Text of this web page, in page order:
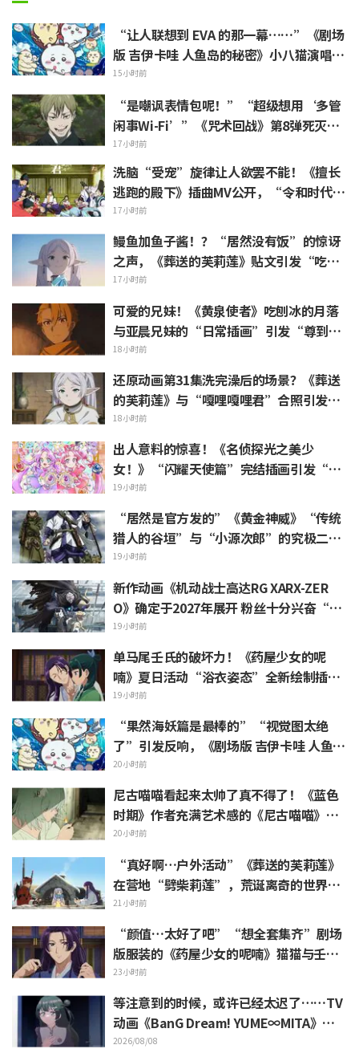
“让人联想到 EVA 的那一幕……”《剧场
版 吉伊卡哇 人鱼岛的秘密》小八猫演唱的
不安 PV 引发热议
15小时前
“是嘲讽表情包呢！”“超级想用‘多管
闲事Wi-Fi’”《咒术回战》第8弹死灭回
游表情包上线引发粉丝狂喜
17小时前
洗脑“受宠”旋律让人欲罢不能！《擅长
逃跑的殿下》插曲MV公开，“令和时代的
时代剧居然出角色歌”引发热议
17小时前
鳗鱼加鱼子酱！？“居然没有饭”的惊讶
之声，《葬送的芙莉莲》贴文引发“吃白
烧才是懂行”的热烈反响
17小时前
可爱的兄妹！《黄泉使者》吃刨冰的月落
与亚晨兄妹的“日常插画”引发“尊到升
天”“完全就是情侣嘛”等热烈反响
18小时前
还原动画第31集洗完澡后的场景？《葬送
的芙莉莲》与“嘎哩嘎哩君”合照引发
“头发像是裹着浴巾”热议
18小时前
出人意料的惊喜！《名侦探光之美少
女！》“闪耀天使篇”完结插画引发“心
里一阵紧揪”“感受到了制作组的爱”等
热烈反响
19小时前
“居然是官方发的”《黄金神威》“传统
猎人的谷垣”与“小源次郎”的究极二选
一 引发“两个都喜欢”的声浪涌现
19小时前
新作动画《机动战士高达RG XARX-ZER
O》确定于2027年展开 粉丝十分兴奋“斗
篷加上野兽般的胳膊！！”“主角机相当
帅气”
19小时前
单马尾壬氏的破坏力！《药屋少女的呢
喃》夏日活动“浴衣姿态”全新绘制插画
引发“心脏真的遭不住了”“建议留作壁
画”的反响
19小时前
“果然海妖篇是最棒的”“视觉图太绝
了”引发反响，《剧场版 吉伊卡哇 人鱼岛
的秘密》今日7月24日上映
20小时前
尼古喵喵看起来太帅了真不得了！《蓝色
时期》作者充满艺术感的《尼古喵喵》插
画被赞“说不定真能在艺大见到”
20小时前
“真好啊…户外活动”《葬送的芙莉莲》
在营地“劈柴莉莲”，荒诞离奇的世界观
引发“每天都很充实呢”的反响
21小时前
“颜值…太好了吧”“想全套集齐”剧场
版服装的《药屋少女的呢喃》猫猫与壬氏
精细手办立体化
23小时前
等注意到的时候，或许已经太迟了……TV
动画《BanG Dream! YUME∞MITA》第8
集剧照与梗概公开
2026/08/08